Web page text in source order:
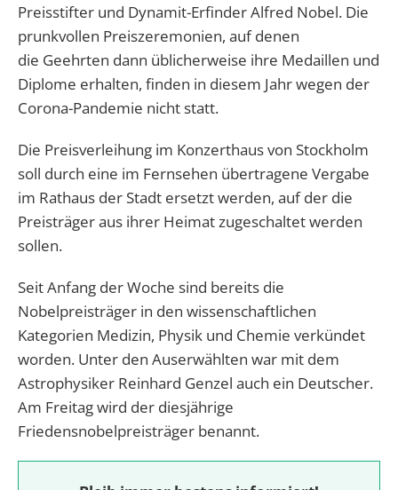
Preisstifter und Dynamit-Erfinder Alfred Nobel. Die
prunkvollen Preiszeremonien, auf denen
die Geehrten dann üblicherweise ihre Medaillen und
Diplome erhalten, finden in diesem Jahr wegen der
Corona-Pandemie nicht statt.
Die Preisverleihung im Konzerthaus von Stockholm
soll durch eine im Fernsehen übertragene Vergabe
im Rathaus der Stadt ersetzt werden, auf der die
Preisträger aus ihrer Heimat zugeschaltet werden
sollen.
Seit Anfang der Woche sind bereits die
Nobelpreisträger in den wissenschaftlichen
Kategorien Medizin, Physik und Chemie verkündet
worden. Unter den Auserwählten war mit dem
Astrophysiker Reinhard Genzel auch ein Deutscher.
Am Freitag wird der diesjährige
Friedensnobelpreisträger benannt.